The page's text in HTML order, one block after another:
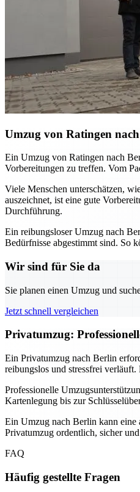
Umzug von Ratingen
Ein Umzug von Ratingen nach
Vorbereitungen zu treffen. Vom
Viele Menschen unterschätzen,
auszeichnet, ist eine gute
Durchführung.
Ein reibungsloser Umzug nach
Bedürfnisse abgestimmt sind. So
Wir sind für Sie da
Sie planen einen Umzug und
Jetzt schnell vergleichen
Privatumzug:
Ein Privatumzug nach Berlin
reibungslos und stressfrei
Professionelle
Kartenlegung bis zur
Ein Umzug nach Berlin kann eine
Privatumzug ordentlich, sicher
FAQ
Häufig gestellte Fragen